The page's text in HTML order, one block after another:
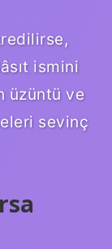
ismini
üzüntü ve
sevinç